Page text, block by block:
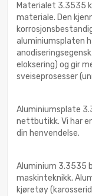
Materialet 3.3535
materiale. Den
aluminiumsplaten
eloksering) og gir
sveiseprosesser
Aluminiumsplate
nettbutikk. Vi har
din henvendelse.
Aluminium 3.3535
maskinteknikk.
kjøretøy